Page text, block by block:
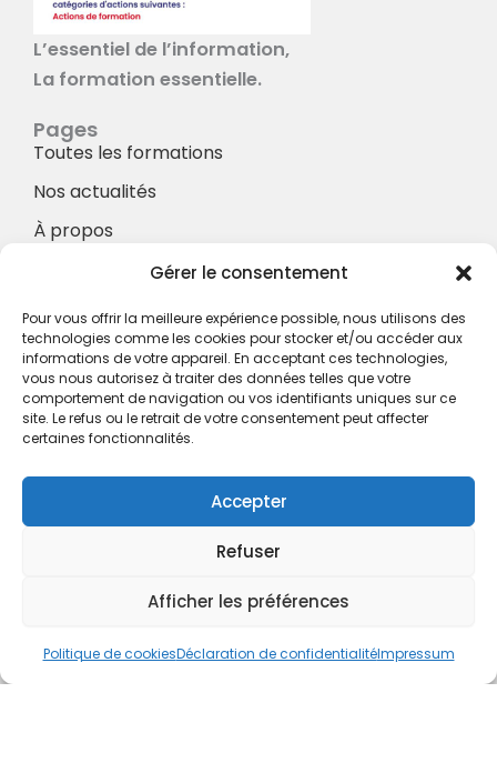
Gérer le consentement
Pour vous offrir la meilleure expérience possible, nous utilisons des
technologies comme les cookies pour stocker et/ou accéder aux
informations de votre appareil. En acceptant ces technologies,
vous nous autorisez à traiter des données telles que votre
comportement de navigation ou vos identifiants uniques sur ce
site. Le refus ou le retrait de votre consentement peut affecter
certaines fonctionnalités.
Accepter
Refuser
Afficher les préférences
Politique de cookiesDéclaration de confidentialitéImpressum
L’essentiel de l’information,
La formation essentielle.
Pages
Toutes les formations
Nos actualités
À propos
À propos
Hotel à proximité
Politique de confidentialité
CGV
cboukris@habitat-social.com